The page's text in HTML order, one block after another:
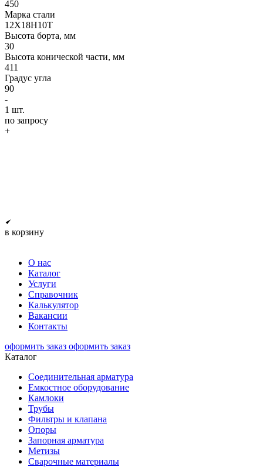
450
Марка стали
12Х18Н10Т
Высота борта, мм
30
Высота конической части, мм
411
Градус угла
90
-
1 шт.
по запросу
+
в корзину
О нас
Каталог
Услуги
Справочник
Калькулятор
Вакансии
Контакты
оформить заказ оформить заказ
Каталог
Соединительная арматура
Емкостное оборудование
Камлоки
Трубы
Фильтры и клапана
Опоры
Запорная арматура
Метизы
Сварочные материалы